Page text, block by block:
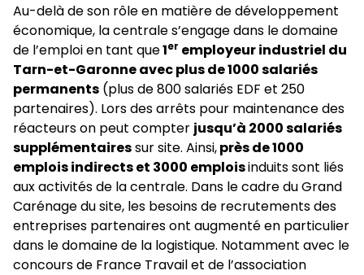
Au-delà de son rôle en matière de développement
économique, la centrale s’engage dans le domaine
de l’emploi en tant que1er employeur industriel du
Tarn-et-Garonne avec plus de 1000 salariés
permanents (plus de 800 salariés EDF et 250
partenaires). Lors des arrêts pour maintenance des
réacteurs on peut compter jusqu’à 2000 salariés
supplémentairessur site. Ainsi,près de 1000
emplois indirects et 3000 emploisinduits sont liés
aux activités de la centrale. Dans le cadre du Grand
Carénage du site, les besoins de recrutements des
entreprises partenaires ont augmenté en particulier
dans le domaine de la logistique. Notamment avec le
concours de France Travail et de l’association